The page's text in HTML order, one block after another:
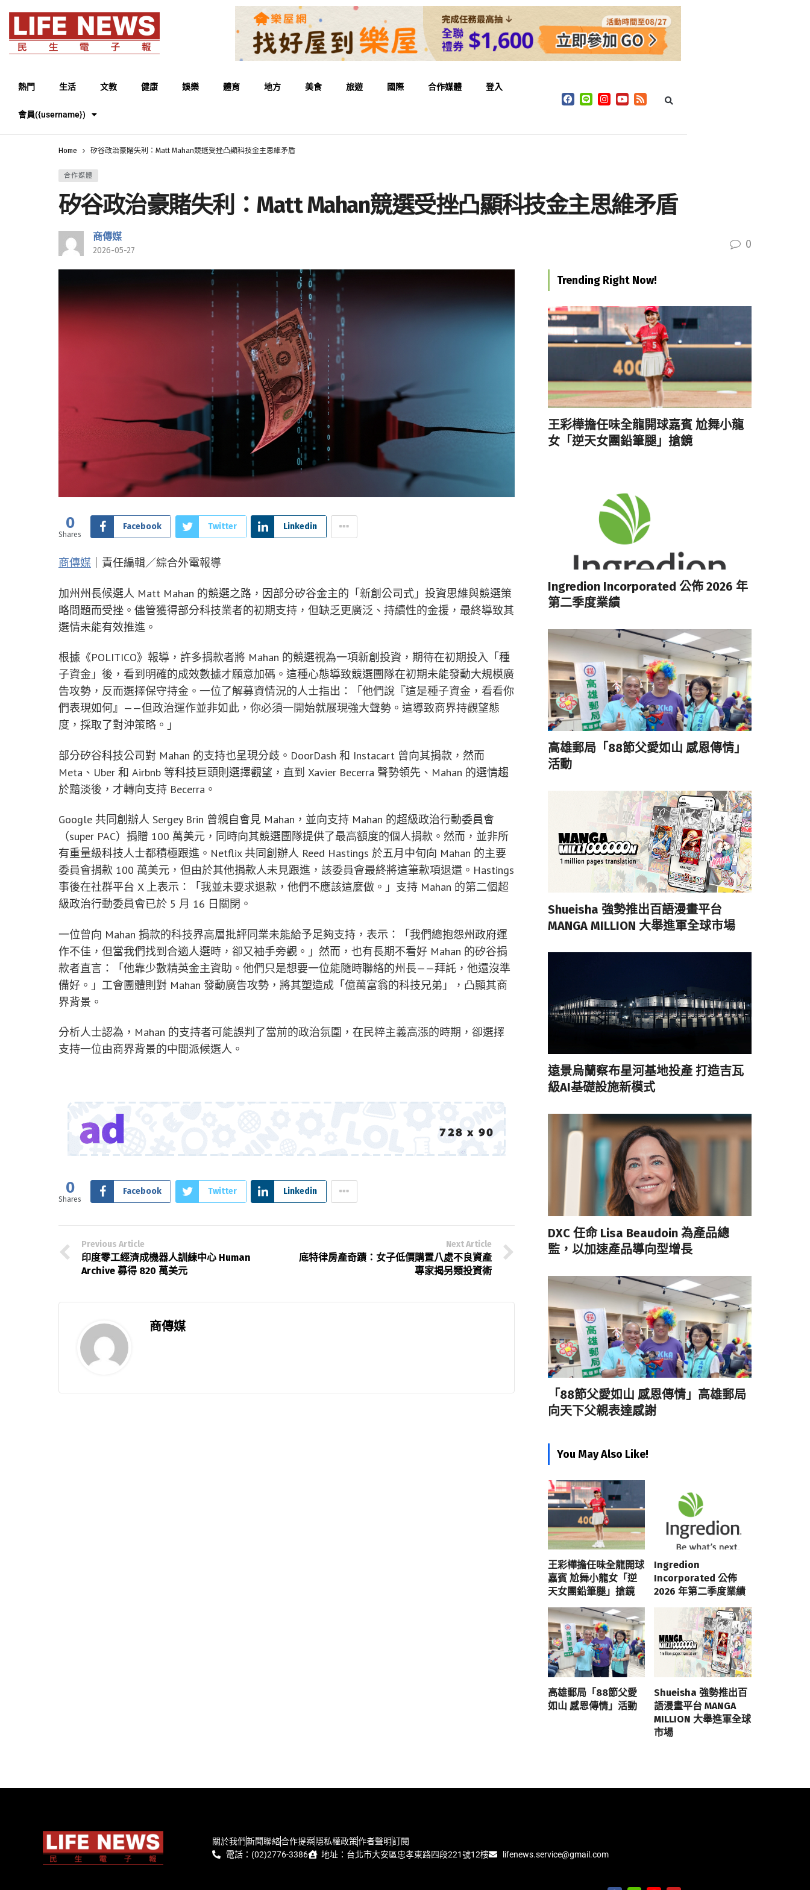
熱門 生活 文教 健康 娛樂 體育 地方 美食 旅遊 國際 合作媒體 登入
會員({username})
Home 矽谷政治豪賭失利：Matt Mahan競選受挫凸顯科技金主思維矛盾
合作媒體
矽谷政治豪賭失利：Matt Mahan競選受挫凸顯科技金主思維矛盾
商傳媒
2026-05-27 0
0
Shares
Facebook Twitter Linkedin
商傳媒 ｜責任編輯／綜合外電報導
加州州長候選人 Matt Mahan 的競選之路，因部分矽谷金主的「新創公司式」投資思維與競選策
略問題而受挫。儘管獲得部分科技業者的初期支持，但缺乏更廣泛、持續性的金援，最終導致其
選情未能有效推進。
根據《POLITICO》報導，許多捐款者將 Mahan 的競選視為一項新創投資，期待在初期投入「種
子資金」後，看到明確的成效數據才願意加碼。這種心態導致競選團隊在初期未能發動大規模廣
告攻勢，反而選擇保守持金。一位了解募資情況的人士指出：「他們說『這是種子資金，看看你
們表現如何』——但政治運作並非如此，你必須一開始就展現強大聲勢。這導致商界持觀望態
度，採取了對沖策略。」
部分矽谷科技公司對 Mahan 的支持也呈現分歧。DoorDash 和 Instacart 曾向其捐款，然而
Meta、Uber 和 Airbnb 等科技巨頭則選擇觀望，直到 Xavier Becerra 聲勢領先、Mahan 的選情趨
於黯淡後，才轉向支持 Becerra。
Google 共同創辦人 Sergey Brin 曾親自會見 Mahan，並向支持 Mahan 的超級政治行動委員會
（super PAC）捐贈 100 萬美元，同時向其競選團隊提供了最高額度的個人捐款。然而，並非所
有重量級科技人士都積極跟進。Netflix 共同創辦人 Reed Hastings 於五月中旬向 Mahan 的主要
委員會捐款 100 萬美元，但由於其他捐款人未見跟進，該委員會最終將這筆款項退還。Hastings
事後在社群平台 X 上表示：「我並未要求退款，他們不應該這麼做。」支持 Mahan 的第二個超
級政治行動委員會已於 5 月 16 日關閉。
一位曾向 Mahan 捐款的科技界高層批評同業未能給予足夠支持，表示：「我們總抱怨州政府運
作不佳，但當我們找到合適人選時，卻又袖手旁觀。」然而，也有長期不看好 Mahan 的矽谷捐
款者直言：「他靠少數精英金主資助。他們只是想要一位能隨時聯絡的州長——拜託，他還沒準
備好。」工會團體則對 Mahan 發動廣告攻勢，將其塑造成「億萬富翁的科技兄弟」，凸顯其商
界背景。
分析人士認為，Mahan 的支持者可能誤判了當前的政治氛圍，在民粹主義高漲的時期，卻選擇
支持一位由商界背景的中間派候選人。
0
Shares
Facebook Twitter Linkedin
Previous Article
印度零工經濟成機器人訓練中心 Human
Archive 募得 820 萬美元
Next Article
底特律房產奇蹟：女子低價購置八處不良資產
專家揭另類投資術
商傳媒
Trending Right Now!
王彩樺擔任味全龍開球嘉賓 尬舞小龍
女「逆天女團鉛筆腿」搶鏡
Ingredion Incorporated 公佈 2026 年
第二季度業績
高雄郵局「88節父愛如山 感恩傳情」
活動
Shueisha 強勢推出百語漫畫平台
MANGA MILLION 大舉進軍全球市場
遠景烏蘭察布星河基地投產 打造吉瓦
級AI基礎設施新模式
DXC 任命 Lisa Beaudoin 為產品總
監，以加速產品導向型增長
「88節父愛如山 感恩傳情」高雄郵局
向天下父親表達感謝
You May Also Like!
王彩樺擔任味全龍開球
嘉賓 尬舞小龍女「逆
天女團鉛筆腿」搶鏡
Ingredion
Incorporated 公佈
2026 年第二季度業績
高雄郵局「88節父愛
如山 感恩傳情」活動
Shueisha 強勢推出百
語漫畫平台 MANGA
MILLION 大舉進軍全球
市場
關於我們新聞聯絡合作提案隱私權政策作者聲明訂閱
電話：(02)2776-3386
地址：台北市大安區忠孝東路四段221號12樓 lifenews.service@gmail.com